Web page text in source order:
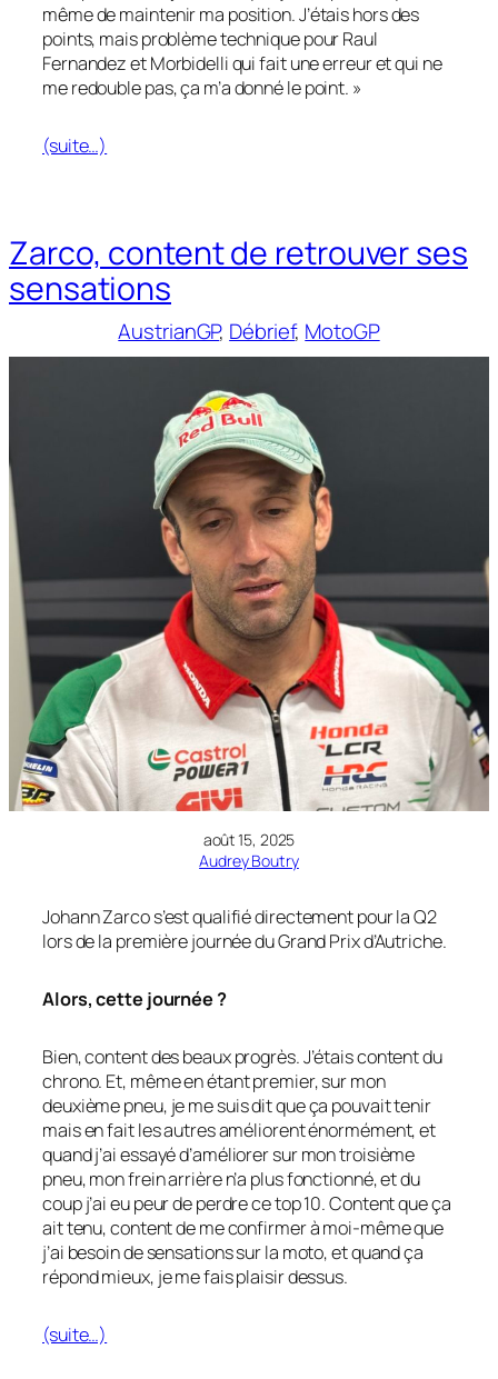
même de maintenir ma position. J’étais hors des
points, mais problème technique pour Raul
Fernandez et Morbidelli qui fait une erreur et qui ne
me redouble pas, ça m’a donné le point. »
(suite…)
Zarco, content de retrouver ses
sensations
AustrianGP, Débrief, MotoGP
août 15, 2025
Audrey Boutry
Johann Zarco s’est qualifié directement pour la Q2
lors de la première journée du Grand Prix d’Autriche.
Alors, cette journée ?
Bien, content des beaux progrès. J’étais content du
chrono. Et, même en étant premier, sur mon
deuxième pneu, je me suis dit que ça pouvait tenir
mais en fait les autres améliorent énormément, et
quand j’ai essayé d’améliorer sur mon troisième
pneu, mon frein arrière n’a plus fonctionné, et du
coup j’ai eu peur de perdre ce top 10. Content que ça
ait tenu, content de me confirmer à moi-même que
j’ai besoin de sensations sur la moto, et quand ça
répond mieux, je me fais plaisir dessus.
(suite…)